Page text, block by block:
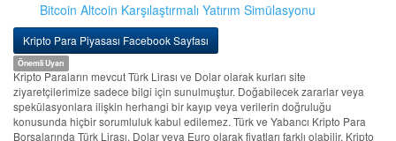
Bitcoin Altcoin Karşılaştırmalı Yatırım Simülasyonu
Kripto Para Piyasası Facebook Sayfası
Önemli Uyarı
Kripto Paraların mevcut Türk Lirası ve Dolar olarak kurları site
ziyaretçilerimize sadece bilgi için sunulmuştur. Doğabilecek zararlar veya
spekülasyonlara ilişkin herhangi bir kayıp veya verilerin doğruluğu
konusunda hiçbir sorumluluk kabul edilemez. Türk ve Yabancı Kripto Para
Borsalarında Türk Lirası, Dolar veya Euro olarak fiyatları farklı olabilir. Kripto